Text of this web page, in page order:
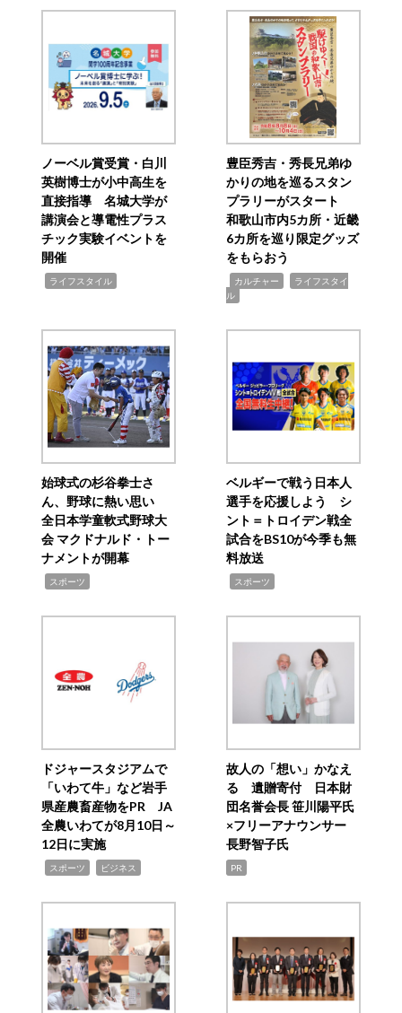
ノーベル賞受賞・白川
英樹博士が小中高生を
直接指導 名城大学が
講演会と導電性プラス
チック実験イベントを
開催
ライフスタイル
豊臣秀吉・秀長兄弟ゆ
かりの地を巡るスタン
プラリーがスタート
和歌山市内5カ所・近畿
6カ所を巡り限定グッズ
をもらおう
カルチャー
ライフスタイ
ル
始球式の杉谷拳士さ
ん、野球に熱い思い
全日本学童軟式野球大
会 マクドナルド・トー
ナメントが開幕
スポーツ
ベルギーで戦う日本人
選手を応援しよう シ
ント＝トロイデン戦全
試合をBS10が今季も無
料放送
スポーツ
ドジャースタジアムで
「いわて牛」など岩手
県産農畜産物をPR JA
全農いわてが8月10日～
12日に実施
スポーツ ビジネス
故人の「想い」かなえ
る 遺贈寄付 日本財
団名誉会長 笹川陽平氏
×フリーアナウンサー
長野智子氏
PR